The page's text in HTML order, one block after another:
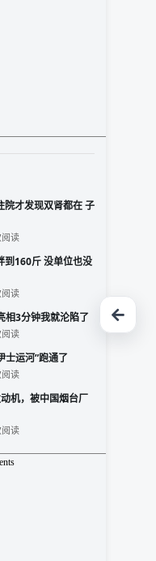
院才发现双肾都在 子
阅读
到160斤 没单位也没
阅读
相3分钟我就沦陷了
阅读
士运河”跑通了
阅读
机，被中国烟台厂
阅读